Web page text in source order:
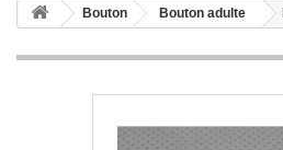
Bouton Bouton adulte